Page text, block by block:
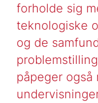
forholde sig
teknologiske
og de
påpeger også